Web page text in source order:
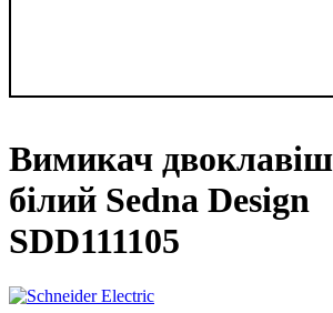
Вимикач
білий Sedna Design
SDD111105